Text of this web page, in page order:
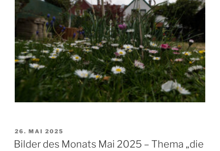
VERÖFFENTLICHT
AM
26. MAI 2025
Bilder des Monats Mai 2025 – Thema „die